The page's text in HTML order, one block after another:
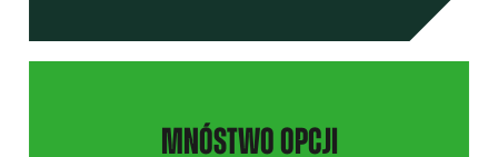
MNÓSTWO OPCJI